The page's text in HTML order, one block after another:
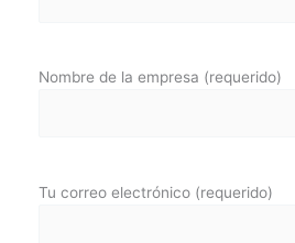
Nombre de la empresa (requerido)
Tu correo electrónico (requerido)